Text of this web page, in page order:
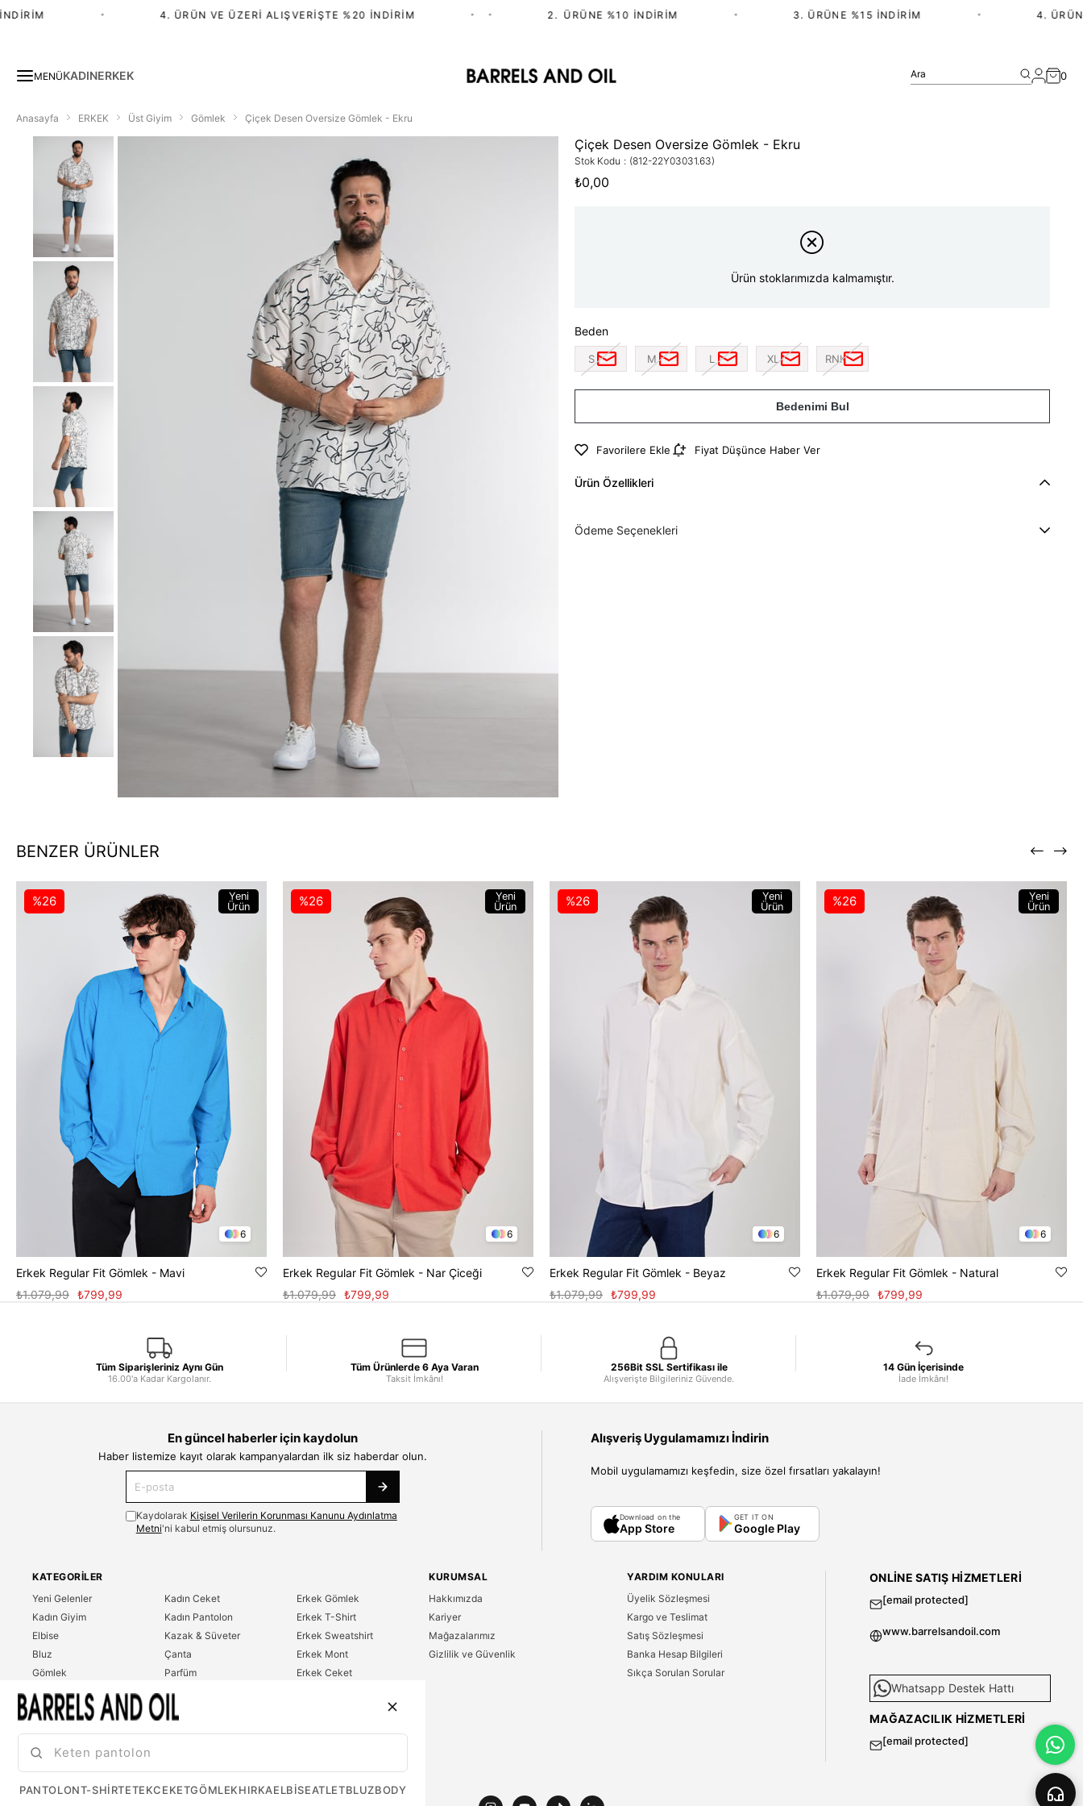
4. ÜRÜN VE ÜZERI ALIŞVERIŞTE %20 İNDIRIM • 2.⁠ ⁠ÜRÜNE %10 İNDIRIM 3. ÜRÜNE %15 İNDIRIM 4. ÜRÜN
MENÜKADINERKEK Ara 0
Anasayfa ERKEK Üst Giyim Gömlek Çiçek Desen Oversize Gömlek - Ekru
Çiçek Desen Oversize Gömlek - Ekru
Stok Kodu (812-22Y03031.63)
₺0,00
Ürün stoklarımızda kalmamıştır.
Beden
S M L XL RNK
Bedenimi Bul
Favorilere Ekle Fiyat Düşünce Haber Ver
Ürün Özellikleri
Ödeme Seçenekleri
BENZER ÜRÜNLER
6
Erkek Regular Fit Gömlek - Mavi
₺799,99
₺1.079,99
%26
Yeni
Ürün
6
Erkek Regular Fit Gömlek - Nar Çiceği
₺799,99
₺1.079,99
%26
Yeni
Ürün
6
Erkek Regular Fit Gömlek - Beyaz
₺799,99
₺1.079,99
%26
Yeni
Ürün
6
Erkek Regular Fit Gömlek - Natural
₺799,99
₺1.079,99
%26
Yeni
Ürün
Tüm Siparişleriniz Aynı Gün
16.00'a Kadar Kargolanır.
Tüm Ürünlerde 6 Aya Varan
Taksit İmkânı!
256Bit SSL Sertifikası ile
Alışverişte Bilgileriniz Güvende.
14 Gün İçerisinde
İade İmkânı!
En güncel haberler için kaydolun
Haber listemize kayıt olarak kampanyalardan ilk siz haberdar olun.
Kaydolarak Kişisel Verilerin Korunması Kanunu Aydınlatma
Metni'ni kabul etmiş olursunuz.
Alışveriş Uygulamamızı İndirin
Mobil uygulamamızı keşfedin, size özel fırsatları yakalayın!
Download on the
App Store
GET IT ON
Google Play
KATEGORILER
Yeni Gelenler
Kadın Giyim
Elbise
Bluz
Gömlek
T-Shirt
Sweatshirt
Kadın Ceket
Kadın Pantolon
Kazak & Süveter
Çanta
Parfüm
Erkek Giyim
Erkek Gömlek
Erkek T-Shirt
Erkek Sweatshirt
Erkek Mont
Erkek Ceket
KURUMSAL
Hakkımızda
Kariyer
Mağazalarımız
Gizlilik ve Güvenlik
YARDIM KONULARI
Üyelik Sözleşmesi
Kargo ve Teslimat
Satış Sözleşmesi
Banka Hesap Bilgileri
Sıkça Sorulan Sorular
ONLINE SATIŞ HIZMETLERI
[email protected]
www.barrelsandoil.com
Whatsapp Destek Hattı
MAĞAZACILIK HIZMETLERI
[email protected]
PANTOLONT-SHIRTETEKCEKETGÖMLEKHIRKAELBISEATLETBLUZBODY